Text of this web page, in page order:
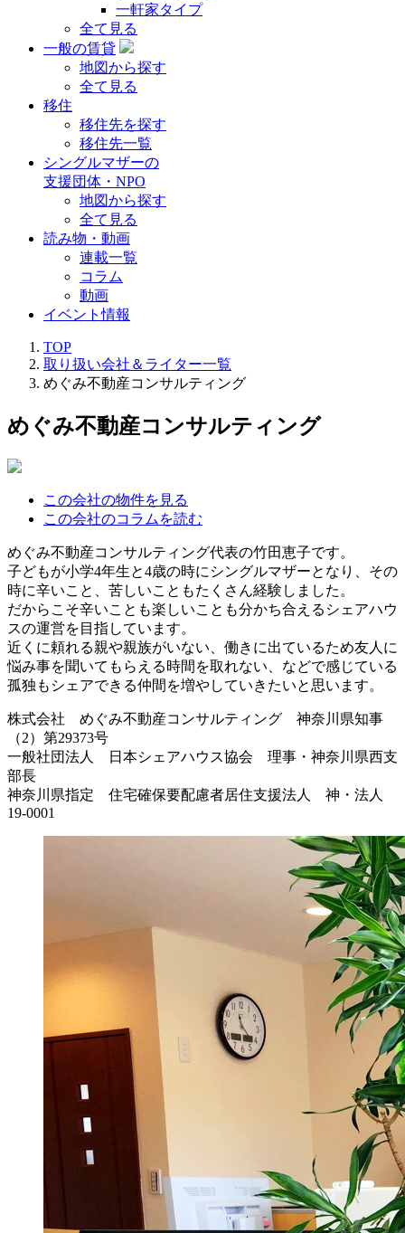
一軒家タイプ
全て見る
一般の賃貸
地図から探す
全て見る
移住
移住先を探す
移住先一覧
シングルマザーの
支援団体・NPO
地図から探す
全て見る
読み物・動画
連載一覧
コラム
動画
イベント情報
TOP
取り扱い会社＆ライター一覧
めぐみ不動産コンサルティング
めぐみ不動産コンサルティング
この会社の物件を見る
この会社のコラムを読む
めぐみ不動産コンサルティング代表の竹田恵子です。
子どもが小学4年生と4歳の時にシングルマザーとなり、その
時に辛いこと、苦しいこともたくさん経験しました。
だからこそ辛いことも楽しいことも分かち合えるシェアハウ
スの運営を目指しています。
近くに頼れる親や親族がいない、働きに出ているため友人に
悩み事を聞いてもらえる時間を取れない、などで感じている
孤独もシェアできる仲間を増やしていきたいと思います。
株式会社 めぐみ不動産コンサルティング 神奈川県知事
（2）第29373号
一般社団法人 日本シェアハウス協会 理事・神奈川県西支
部長
神奈川県指定 住宅確保要配慮者居住支援法人 神・法人
19-0001